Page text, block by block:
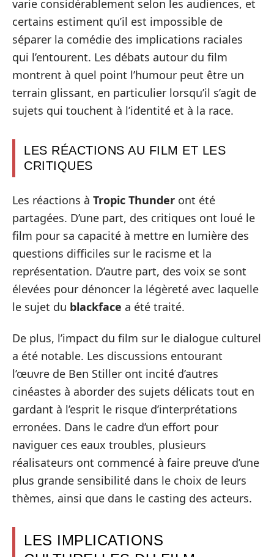
varie considérablement selon les audiences, et
certains estiment qu’il est impossible de
séparer la comédie des implications raciales
qui l’entourent. Les débats autour du film
montrent à quel point l’humour peut être un
terrain glissant, en particulier lorsqu’il s’agit de
sujets qui touchent à l’identité et à la race.
LES RÉACTIONS AU FILM ET LES
CRITIQUES
Les réactions à Tropic Thunder ont été
partagées. D’une part, des critiques ont loué le
film pour sa capacité à mettre en lumière des
questions difficiles sur le racisme et la
représentation. D’autre part, des voix se sont
élevées pour dénoncer la légèreté avec laquelle
le sujet du blackface a été traité.
De plus, l’impact du film sur le dialogue culturel
a été notable. Les discussions entourant
l’œuvre de Ben Stiller ont incité d’autres
cinéastes à aborder des sujets délicats tout en
gardant à l’esprit le risque d’interprétations
erronées. Dans le cadre d’un effort pour
naviguer ces eaux troubles, plusieurs
réalisateurs ont commencé à faire preuve d’une
plus grande sensibilité dans le choix de leurs
thèmes, ainsi que dans le casting des acteurs.
LES IMPLICATIONS